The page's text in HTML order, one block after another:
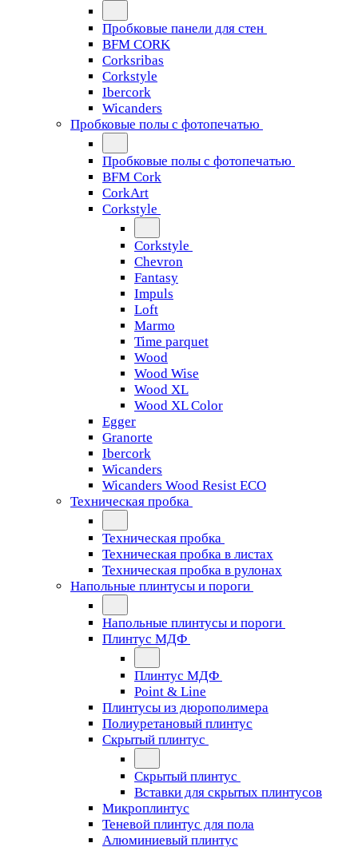
Пробковые панели для стен
BFM CORK
Corksribas
Corkstyle
Ibercork
Wicanders
Пробковые полы с фотопечатью
Пробковые полы с фотопечатью
BFM Cork
CorkArt
Corkstyle
Corkstyle
Chevron
Fantasy
Impuls
Loft
Marmo
Time parquet
Wood
Wood Wise
Wood XL
Wood XL Color
Egger
Granorte
Ibercork
Wicanders
Wicanders Wood Resist ECO
Техническая пробка
Техническая пробка
Техническая пробка в листах
Техническая пробка в рулонах
Напольные плинтусы и пороги
Напольные плинтусы и пороги
Плинтус МДФ
Плинтус МДФ
Point & Line
Плинтусы из дюрополимера
Полиуретановый плинтус
Скрытый плинтус
Скрытый плинтус
Вставки для скрытых плинтусов
Микроплинтус
Теневой плинтус для пола
Алюминиевый плинтус